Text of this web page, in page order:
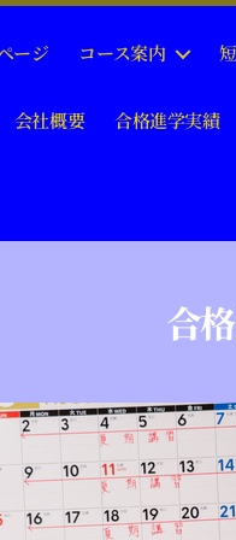
ージ コース案内
会社概要 合格進学実績
合